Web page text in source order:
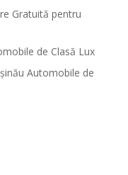
Gratuită pentru
de Clasă Lux
Automobile de